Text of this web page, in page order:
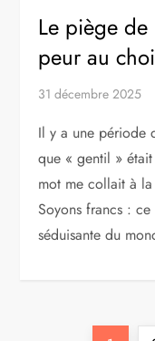
Le piège
peur au
31 décembre 2025
Il y a une période
que « gentil »
mot me collait à
Soyons francs :
séduisante du